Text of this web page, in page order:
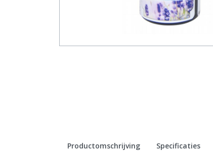
Productomschrijving Specificaties